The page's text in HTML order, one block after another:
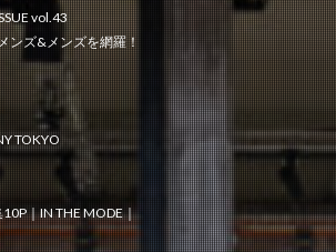
vol.43
ンズ&メンズを網羅！
TOKYO
｜IN THE MODE｜